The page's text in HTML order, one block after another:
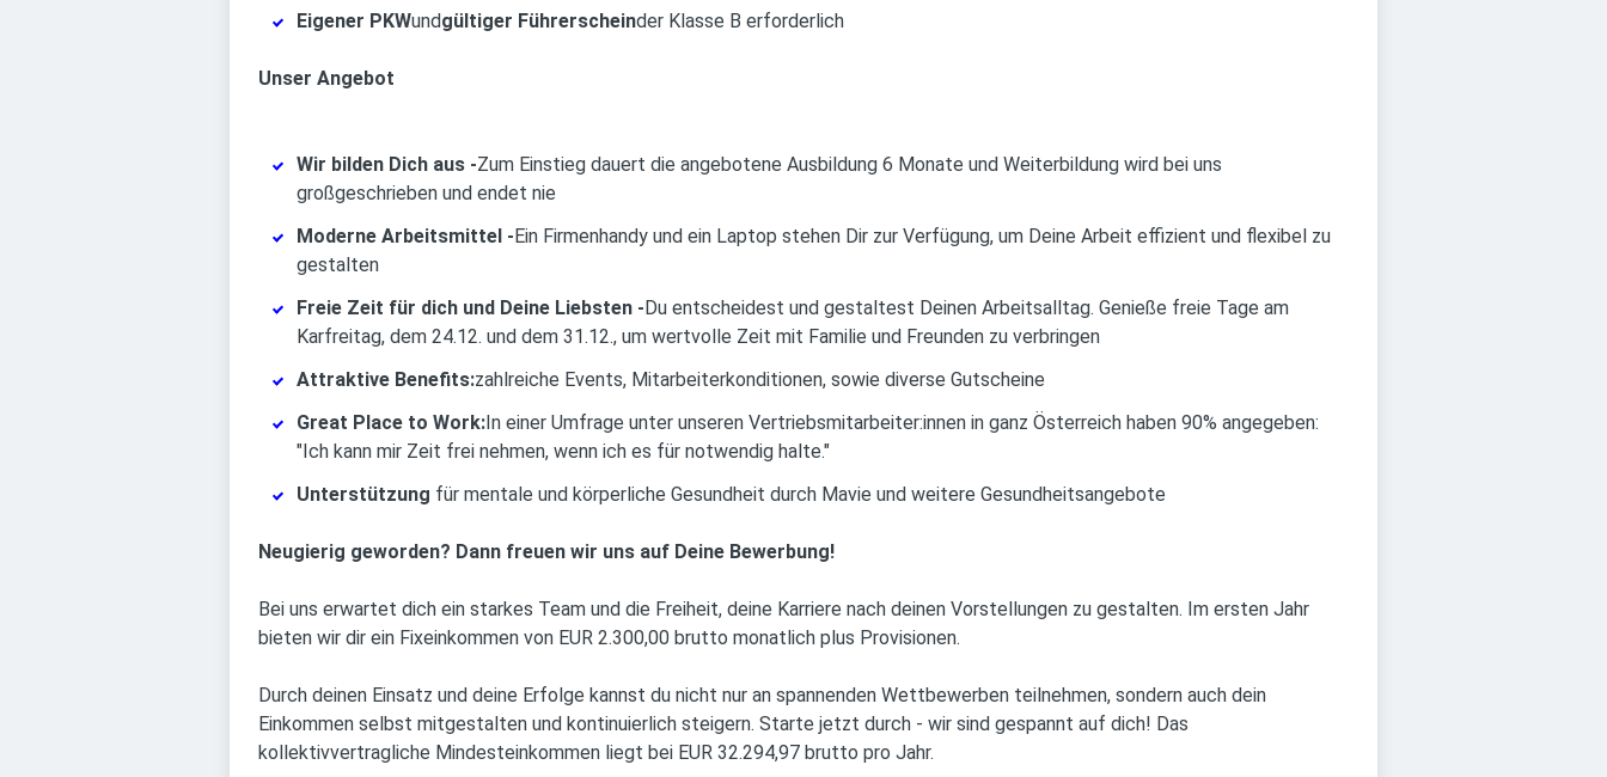
Eigener PKWundgültiger Führerscheinder Klasse B erforderlich
Unser Angebot
Wir bilden Dich aus -Zum Einstieg dauert die angebotene Ausbildung 6 Monate und Weiterbildung wird bei uns
großgeschrieben und endet nie
Moderne Arbeitsmittel -Ein Firmenhandy und ein Laptop stehen Dir zur Verfügung, um Deine Arbeit effizient und flexibel zu
gestalten
Freie Zeit für dich und Deine Liebsten -Du entscheidest und gestaltest Deinen Arbeitsalltag. Genieße freie Tage am
Karfreitag, dem 24.12. und dem 31.12., um wertvolle Zeit mit Familie und Freunden zu verbringen
Attraktive Benefits:zahlreiche Events, Mitarbeiterkonditionen, sowie diverse Gutscheine
Great Place to Work:In einer Umfrage unter unseren Vertriebsmitarbeiter:innen in ganz Österreich haben 90% angegeben:
"Ich kann mir Zeit frei nehmen, wenn ich es für notwendig halte."
Unterstützung für mentale und körperliche Gesundheit durch Mavie und weitere Gesundheitsangebote
Neugierig geworden? Dann freuen wir uns auf Deine Bewerbung!
Bei uns erwartet dich ein starkes Team und die Freiheit, deine Karriere nach deinen Vorstellungen zu gestalten. Im ersten Jahr
bieten wir dir ein Fixeinkommen von EUR 2.300,00 brutto monatlich plus Provisionen.
Durch deinen Einsatz und deine Erfolge kannst du nicht nur an spannenden Wettbewerben teilnehmen, sondern auch dein
Einkommen selbst mitgestalten und kontinuierlich steigern. Starte jetzt durch - wir sind gespannt auf dich! Das
kollektivvertragliche Mindesteinkommen liegt bei EUR 32.294,97 brutto pro Jahr.